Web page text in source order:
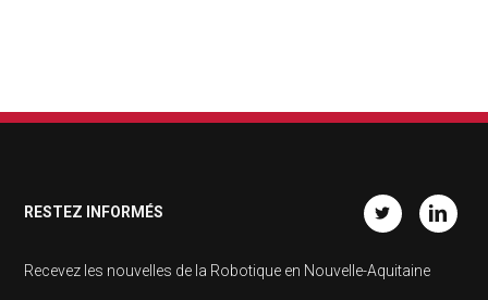
RESTEZ INFORMÉS
Recevez les nouvelles de la Robotique en Nouvelle-Aquitaine